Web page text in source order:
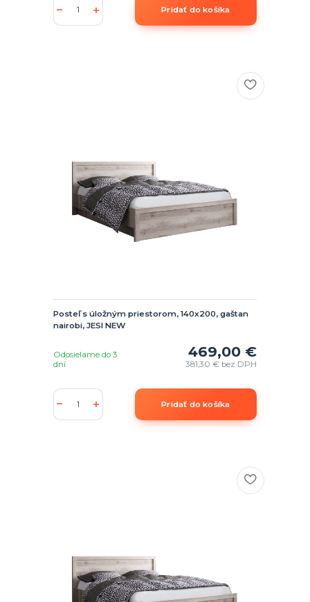
Pridať do košíka
Posteľ s úložným priestorom, 140x200, gaštan
nairobi, JESI NEW
469,00 €
381,30 € bez DPH
Odosielame do 3
dní
Pridať do košíka